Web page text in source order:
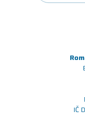
IČ